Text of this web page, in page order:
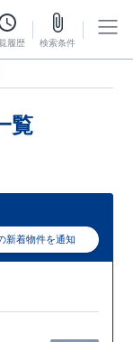
履歴 検索条件
覧
新着物件を通知